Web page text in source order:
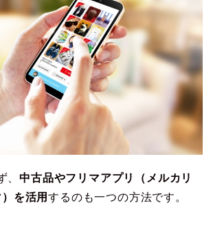
、中古品やフリマアプリ（メルカリ
を活用するのも一つの方法です。